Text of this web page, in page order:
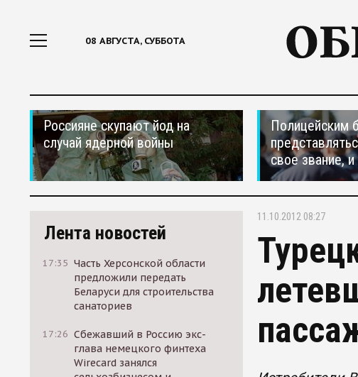
08 АВГУСТА, СУББОТА
Россияне скупают йод на
случай ядерной войны
Полицейским
свое звание,
Лента новостей
17:35 Часть Херсонской области
предложили передать
Беларуси для строительства
санаториев
17:26 Сбежавший в Россию экс-
глава немецкого финтеха
Wirecard занялся
11.10.2012 08:27